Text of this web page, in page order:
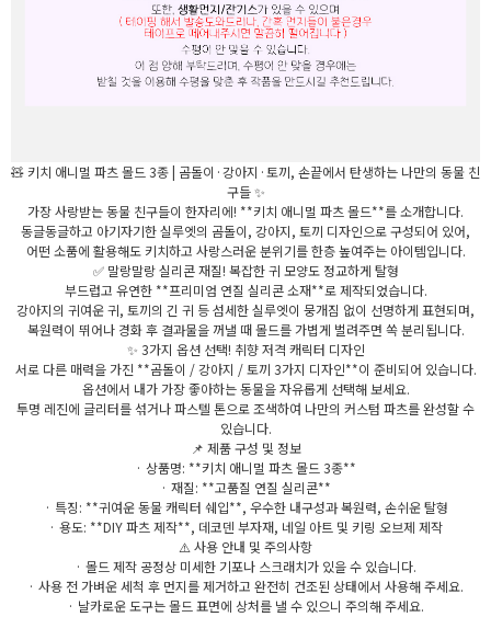
🧸 키치 애니멀 파츠 몰드 3종 | 곰돌이·강아지·토끼, 손끝에서 탄생하는 나만의 동물 친
구들 ✨
가장 사랑받는 동물 친구들이 한자리에! **키치 애니멀 파츠 몰드**를 소개합니다.
동글동글하고 아기자기한 실루엣의 곰돌이, 강아지, 토끼 디자인으로 구성되어 있어,
어떤 소품에 활용해도 키치하고 사랑스러운 분위기를 한층 높여주는 아이템입니다.
✅ 말랑말랑 실리콘 재질! 복잡한 귀 모양도 정교하게 탈형
부드럽고 유연한 **프리미엄 연질 실리콘 소재**로 제작되었습니다.
강아지의 귀여운 귀, 토끼의 긴 귀 등 섬세한 실루엣이 뭉개짐 없이 선명하게 표현되며,
복원력이 뛰어나 경화 후 결과물을 꺼낼 때 몰드를 가볍게 벌려주면 쏙 분리됩니다.
✨ 3가지 옵션 선택! 취향 저격 캐릭터 디자인
서로 다른 매력을 가진 **곰돌이 / 강아지 / 토끼 3가지 디자인**이 준비되어 있습니다.
옵션에서 내가 가장 좋아하는 동물을 자유롭게 선택해 보세요.
투명 레진에 글리터를 섞거나 파스텔 톤으로 조색하여 나만의 커스텀 파츠를 완성할 수
있습니다.
📌 제품 구성 및 정보
· 상품명: **키치 애니멀 파츠 몰드 3종**
· 재질: **고품질 연질 실리콘**
· 특징: **귀여운 동물 캐릭터 쉐입**, 우수한 내구성과 복원력, 손쉬운 탈형
· 용도: **DIY 파츠 제작**, 데코덴 부자재, 네일 아트 및 키링 오브제 제작
⚠️ 사용 안내 및 주의사항
· 몰드 제작 공정상 미세한 기포나 스크래치가 있을 수 있습니다.
· 사용 전 가벼운 세척 후 먼지를 제거하고 완전히 건조된 상태에서 사용해 주세요.
· 날카로운 도구는 몰드 표면에 상처를 낼 수 있으니 주의해 주세요.